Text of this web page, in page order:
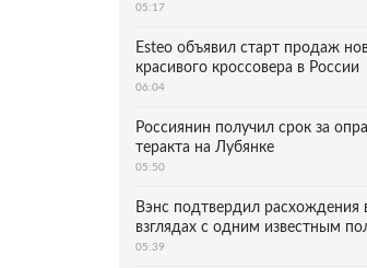
05:17
Esteo объявил старт продаж
красивого кроссовера в России
06:04
Россиянин получил срок за
теракта на Лубянке
05:50
Вэнс подтвердил расхождения
взглядах с одним известным
05:39